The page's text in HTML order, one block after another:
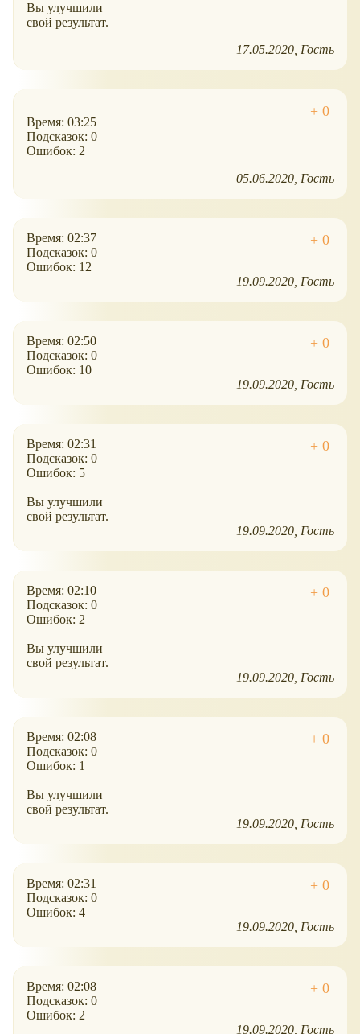
Вы улучшили
свой результат.
17.05.2020 Гость
Время: 03:25
Подсказок: 0
Ошибок: 2
05.06.2020 Гость
Время: 02:37
Подсказок: 0
Ошибок: 12
19.09.2020 Гость
Время: 02:50
Подсказок: 0
Ошибок: 10
19.09.2020 Гость
Время: 02:31
Подсказок: 0
Ошибок: 5
Вы улучшили
свой результат.
19.09.2020 Гость
Время: 02:10
Подсказок: 0
Ошибок: 2
Вы улучшили
свой результат.
19.09.2020 Гость
Время: 02:08
Подсказок: 0
Ошибок: 1
Вы улучшили
свой результат.
19.09.2020 Гость
Время: 02:31
Подсказок: 0
Ошибок: 4
19.09.2020 Гость
Время: 02:08
Подсказок: 0
Ошибок: 2
19.09.2020 Гость